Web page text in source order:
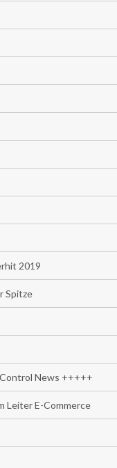
2019
Spitze
News +++++
Leiter E-Commerce